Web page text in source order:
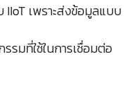
IIoT เพราะส่งข้อมูลแบบ
รมที่ใช้ในการเชื่อมต่อ